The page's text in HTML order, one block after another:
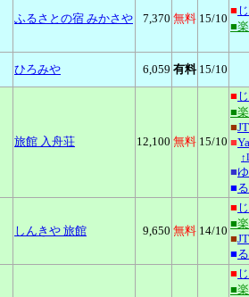
ふるさとの宿 みかさや 7,370 無料 15/10
■
■
ひろみや 6,059 有料 15/10
旅館 入舟荘 12,100 無料 15/10
■
■
■
■
■
■
しんきや 旅館 9,650 無料 14/10
■
■
■
■
■
■